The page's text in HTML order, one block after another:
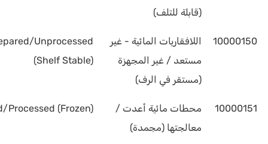
(قابلة للتلف)
10000150
اللافقاريات المائية - غير
مستعد / غير المجهزة
(مستقر في الرف)
Unprocessed
(Shelf Stable)
10000151
محطات مائية أعدت /
معالجتها (مجمدة)
Processed (Frozen)